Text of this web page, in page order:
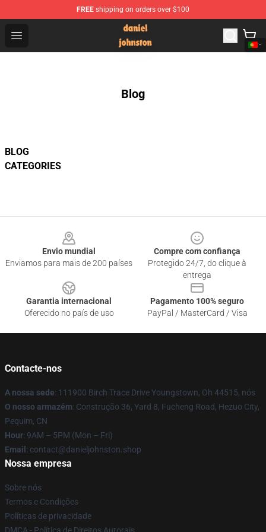
FREE shipping on orders over $100
Open menu
Daniel Johnston Store - Official Daniel Johnston
Blog
BLOG
CATEGORIES
Envio mundial
Enviamos para mais de 200 países
Compre com confiança
Protegido 24/7, do clique à
entrega
Garantia internacional
Oferecido no país de uso
Pagamento 100% seguro
PayPal / MasterCard / Visa
Contacte-nos
A nossa sede: 111900 Birch Trace Drive Youngstown, Oh 44515, nós
O nosso armazém: Construção 36, Yard 8, Fucheng Road, Hezuo City,
Pequim, CN
Hour: 9AM – 5PM (Mon – Fri)
Email : contact@danieljohnston.shop
Nossa empresa
Sobre nós
Termos e Condições
Políticas de privacidade